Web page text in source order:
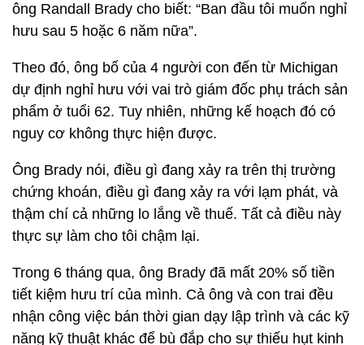
ông Randall Brady cho biết: “Ban đầu tôi muốn nghỉ
hưu sau 5 hoặc 6 năm nữa”.
Theo đó, ông bố của 4 người con đến từ Michigan
dự định nghỉ hưu với vai trò giám đốc phụ trách sản
phẩm ở tuổi 62. Tuy nhiên, những kế hoạch đó có
nguy cơ không thực hiện được.
Ông Brady nói, điều gì đang xảy ra trên thị trường
chứng khoán, điều gì đang xảy ra với lạm phát, và
thậm chí cả những lo lắng về thuế. Tất cả điều này
thực sự làm cho tôi chậm lại.
Trong 6 tháng qua, ông Brady đã mất 20% số tiền
tiết kiệm hưu trí của mình. Cả ông và con trai đều
nhận công việc bán thời gian dạy lập trình và các kỹ
năng kỹ thuật khác để bù đắp cho sự thiếu hụt kinh